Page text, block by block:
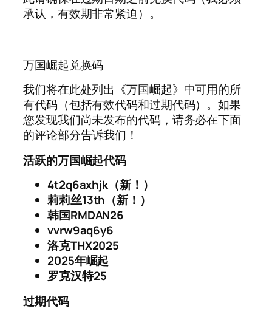
承认，有效期非常紧迫）。
万国崛起兑换码
我们将在此处列出《万国崛起》中可用的所
有代码（包括有效代码和过期代码）。如果
您发现我们尚未发布的代码，请务必在下面
的评论部分告诉我们！
活跃的万国崛起代码
4t2q6axhjk（新！）
莉莉丝13th（新！）
韩国RMDAN26
vvrw9aq6y6
洛克THX2025
2025年崛起
罗克汉特25
过期代码